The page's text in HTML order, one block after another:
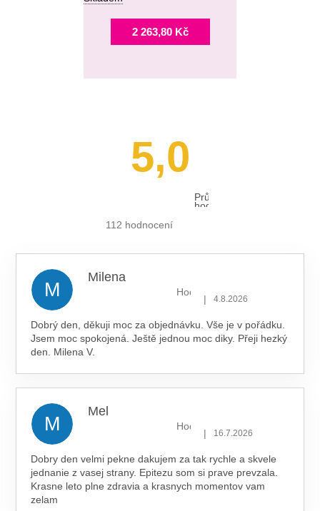
2 263,80 Kč
5,0
Průměrné
hodnocení
112 hodnocení
M
Milena
Hodnocení obchodu je 5 z 5
| 4.8.2026
Dobrý den, děkuji moc za objednávku. Vše je v pořádku.
Jsem moc spokojená. Ještě jednou moc diky. Přeji hezký
den. Milena V.
M
Mel
Hodnocení obchodu je 5 z 5
| 16.7.2026
Dobry den velmi pekne dakujem za tak rychle a skvele
jednanie z vasej strany. Epitezu som si prave prevzala.
Krasne leto plne zdravia a krasnych momentov vam
zelam